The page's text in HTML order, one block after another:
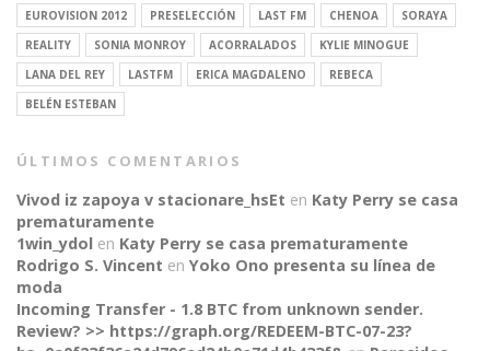
EUROVISION 2012
PRESELECCIÓN LAST FM CHENOA
SORAYA
REALITY
SONIA MONROY ACORRALADOS
KYLIE MINOGUE
LANA DEL REY
LASTFM ERICA MAGDALENO
REBECA
BELÉN ESTEBAN
ÚLTIMOS COMENTARIOS
Vivod iz zapoya v stacionare_hsEt en Katy Perry se casa
prematuramente
1win_ydol en Katy Perry se casa prematuramente
Rodrigo S. Vincent en Yoko Ono presenta su línea de
moda
Incoming Transfer - 1.8 BTC from unknown sender.
Review? >> https://graph.org/REDEEM-BTC-07-23?